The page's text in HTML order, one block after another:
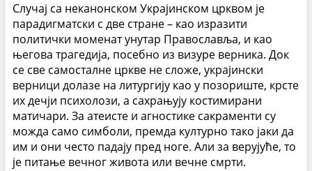
Случај са неканонском Украјинском црквом је
парадигматски с две стране – као изразити
политички моменат унутар Православља, и као
његова трагедија, посебно из визуре верника. Док
се све самосталне цркве не сложе, украјински
верници долазе на литургију као у позориште, крсте
их дечји психолози, а сахрањују костимирани
матичари. За атеисте и агностике сакраменти су
можда само симболи, премда културно тако јаки да
им и они често падају пред ноге. Али за верујуће, то
је питање вечног живота или вечне смрти.